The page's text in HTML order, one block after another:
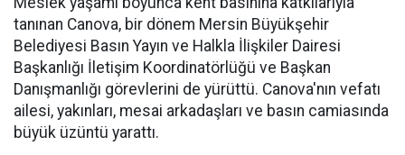
tanınan Canova, bir dönem Mersin Büyükşehir
Belediyesi Basın Yayın ve Halkla İlişkiler Dairesi
Başkanlığı İletişim Koordinatörlüğü ve Başkan
Danışmanlığı görevlerini de yürüttü. Canova'nın vefatı
ailesi, yakınları, mesai arkadaşları ve basın camiasında
büyük üzüntü yarattı.